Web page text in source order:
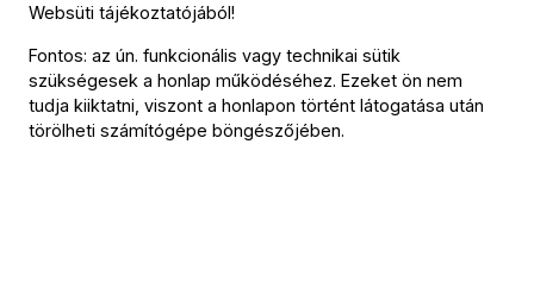
Közreműködők
Vezető
Websüti tájékoztatójából!
Fontos: az ún. funkcionális vagy technikai sütik
szükségesek a honlap működéséhez. Ezeket ön nem
tudja kiiktatni, viszont a honlapon történt látogatása után
törölheti számítógépe böngészőjében.